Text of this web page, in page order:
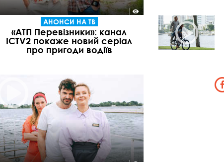
АНОНСИ НА ТВ
«АТП Перевізники»: канал
ICTV2 покаже новий серіал
про пригоди водіїв